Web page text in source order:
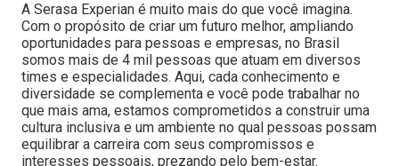
A Serasa Experian é muito mais do que você imagina.
Com o propósito de criar um futuro melhor, ampliando
oportunidades para pessoas e empresas, no Brasil
somos mais de 4 mil pessoas que atuam em diversos
times e especialidades. Aqui, cada conhecimento e
diversidade se complementa e você pode trabalhar no
que mais ama, estamos comprometidos a construir uma
cultura inclusiva e um ambiente no qual pessoas possam
equilibrar a carreira com seus compromissos e
interesses pessoais, prezando pelo bem-estar.